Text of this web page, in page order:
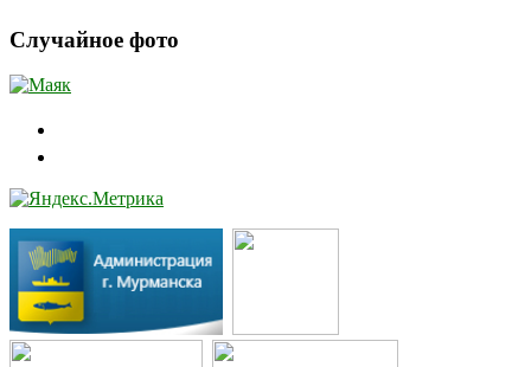
Случайное фото